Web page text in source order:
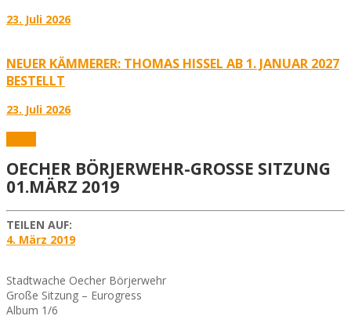
23. Juli 2026
NEUER KÄMMERER: THOMAS HISSEL AB 1. JANUAR 2027
BESTELLT
23. Juli 2026
OECHER BÖRJERWEHR-GROSSE SITZUNG
01.MÄRZ 2019
TEILEN AUF:
4. März 2019
Stadtwache Oecher Börjerwehr
Große Sitzung – Eurogress
Album 1/6